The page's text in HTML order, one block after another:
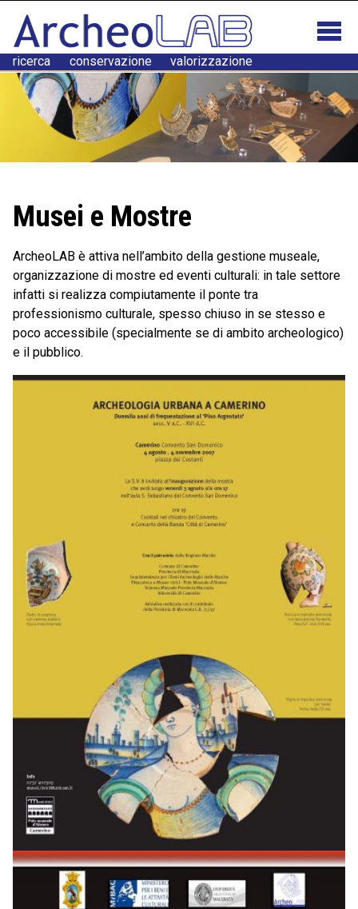
ricerca conservazione valorizzazione
Musei e Mostre
ArcheoLAB è attiva nell’ambito della gestione museale,
organizzazione di mostre ed eventi culturali: in tale settore
infatti si realizza compiutamente il ponte tra
professionismo culturale, spesso chiuso in se stesso e
poco accessibile (specialmente se di ambito archeologico)
e il pubblico.